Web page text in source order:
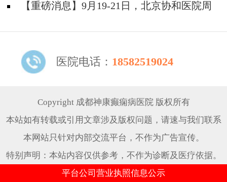
题！
天坛&首钢医院两大专家蓉城亲诊+癫痫大额救
【重磅消息】9月19-21日，北京协和医院周
线！
医院电话： 18582519024
Copyright 成都神康癫痫病医院 版权所有
本站如有转载或引用文章涉及版权问题，请速与我们联系
本网站只针对内部交流平台，不作为广告宣传。
特别声明：本站内容仅供参考，不作为诊断及医疗依据。
平台公司营业执照信息公示